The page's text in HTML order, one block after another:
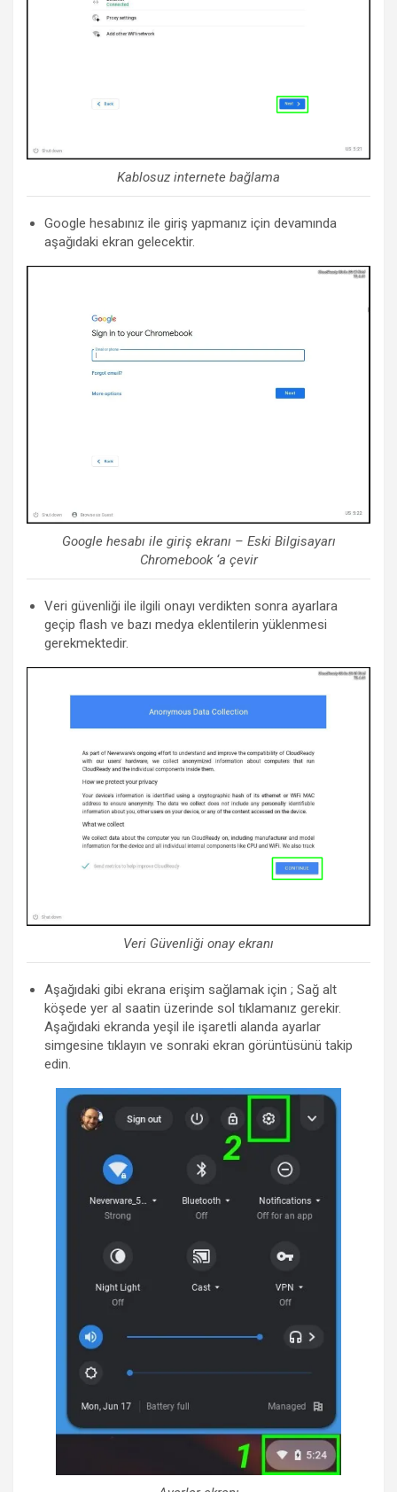
Kablosuz internete bağlama
Google hesabınız ile giriş yapmanız için devamında
aşağıdaki ekran gelecektir.
Google hesabı ile giriş ekranı – Eski Bilgisayarı
Chromebook ‘a çevir
Veri güvenliği ile ilgili onayı verdikten sonra ayarlara
geçip flash ve bazı medya eklentilerin yüklenmesi
gerekmektedir.
Veri Güvenliği onay ekranı
Aşağıdaki gibi ekrana erişim sağlamak için ; Sağ alt
köşede yer al saatin üzerinde sol tıklamanız gerekir.
Aşağıdaki ekranda yeşil ile işaretli alanda ayarlar
simgesine tıklayın ve sonraki ekran görüntüsünü takip
edin.